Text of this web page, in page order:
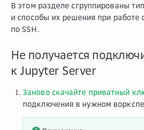
В этом разделе сгруппированы
и способы их решения при работе
по SSH.
Не получается
к Jupyter Server
Заново скачайте приватный
подключения в нужном